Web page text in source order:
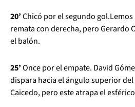
20’Chicó por el segundo
remata con derecha, pero Gerardo
el balón.
25’Once por el empate. David
dispara hacia el ángulo superior
Caicedo, pero este atrapa el